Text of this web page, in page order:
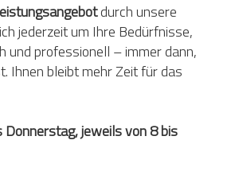
durch unsere
jederzeit um Ihre Bedürfnisse,
und professionell ­– immer dann,
Ihnen bleibt mehr Zeit für das
jeweils von 8 bis